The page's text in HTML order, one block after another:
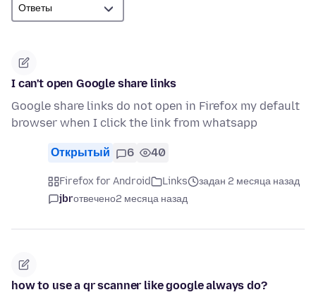
I can't open Google share links
Google share links do not open in Firefox my default
browser when I click the link from whatsapp
Открытый 6 40
Firefox for Android Links
задан 2 месяца назад
jbrотвечено2 месяца назад
how to use a qr scanner like google always do?